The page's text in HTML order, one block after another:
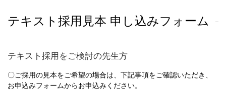
テキスト採用見本 申し込みフォーム
テキスト採用をご検討の先生方
〇ご採用の見本をご希望の場合は、下記事項をご確認いただき、
お申込みフォームからお申込みください。